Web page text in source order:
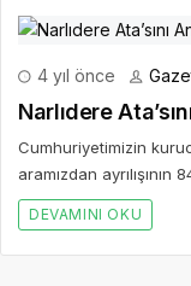
4 yıl önce
Narlıdere
Cumhuriyetimizin
aramızdan ayrılışının
DEVAMINI OKU